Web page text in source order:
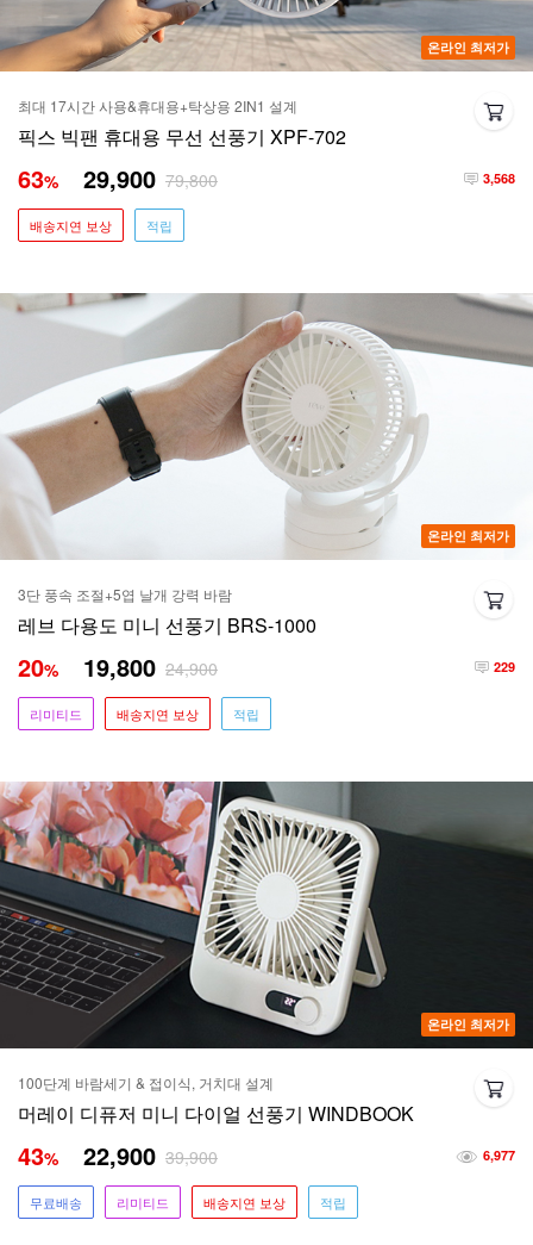
온라인 최저가
최대 17시간 사용&휴대용+탁상용 2IN1 설계
픽스 빅팬 휴대용 무선 선풍기 XPF-702
3,568
63% 29,900 79,800
배송지연 보상 적립
온라인 최저가
3단 풍속 조절+5엽 날개 강력 바람
레브 다용도 미니 선풍기 BRS-1000
229
20% 19,800 24,900
리미티드 배송지연 보상 적립
온라인 최저가
100단계 바람세기 & 접이식, 거치대 설계
머레이 디퓨저 미니 다이얼 선풍기 WINDBOOK
6,977
43% 22,900 39,900
무료배송 리미티드 배송지연 보상 적립